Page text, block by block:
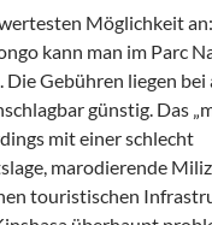
Möglichkeit
kann man im Parc
Gebühren liegen
günstig. Das
mit einer schlecht
marodierende
touristischen